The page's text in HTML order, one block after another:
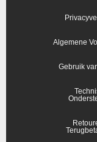
Algemene
Gebruik